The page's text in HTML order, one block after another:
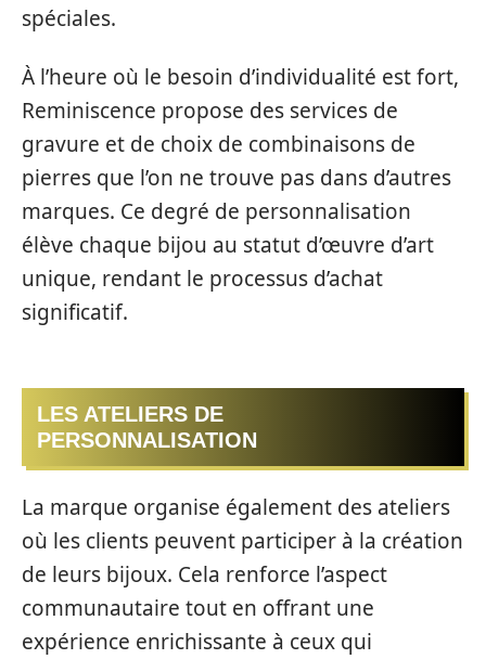
spéciales.
À l’heure où le besoin d’individualité est fort,
Reminiscence propose des services de
gravure et de choix de combinaisons de
pierres que l’on ne trouve pas dans d’autres
marques. Ce degré de personnalisation
élève chaque bijou au statut d’œuvre d’art
unique, rendant le processus d’achat
significatif.
LES ATELIERS DE
PERSONNALISATION
La marque organise également des ateliers
où les clients peuvent participer à la création
de leurs bijoux. Cela renforce l’aspect
communautaire tout en offrant une
expérience enrichissante à ceux qui